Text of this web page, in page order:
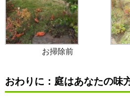
お掃除前
おわりに：庭はあなたの味